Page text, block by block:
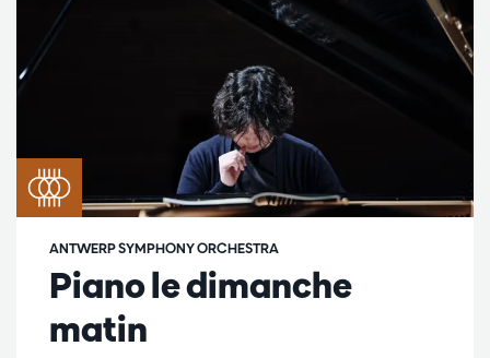
Piano le dimanche
matin
ANTWERP SYMPHONY ORCHESTRA